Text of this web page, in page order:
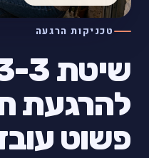
טכניקות הרגעה
להרגעת
פשוט